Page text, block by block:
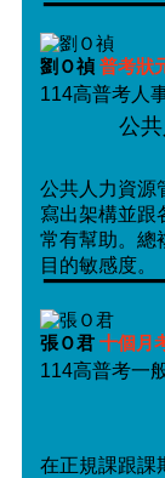
劉Ｏ禎 普考狀
114高普考人
公
公共人力資源
寫出架構並跟
常有幫助。總
目的敏感度。
張Ｏ君 十個月
114高普考一
在正規課跟課